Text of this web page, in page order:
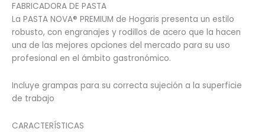
FABRICADORA DE PASTA
La PASTA NOVA® PREMIUM de Hogaris presenta un estilo
robusto, con engranajes y rodillos de acero que la hacen
una de las mejores opciones del mercado para su uso
profesional en el ámbito gastronómico.
Incluye grampas para su correcta sujeción a la superficie
de trabajo
CARACTERÍSTICAS